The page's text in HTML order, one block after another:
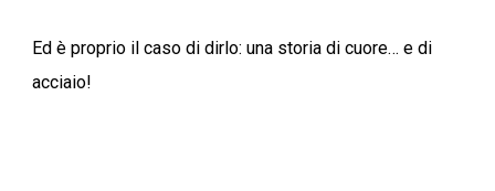
Ed è proprio il caso di dirlo: una storia di cuore… e di
acciaio!